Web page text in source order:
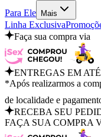
Para Ele
Mais
Linha Exclusiva
Faça sua compra via
ENTREGAS EM
*Após realizarmos a
de localidade e
RECEBA SEU
FAÇA SUA COMPRA